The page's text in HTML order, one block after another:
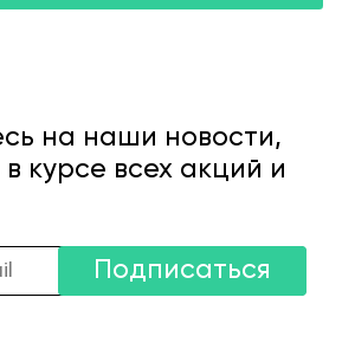
на наши новости,
курсе всех акций и
Подписаться